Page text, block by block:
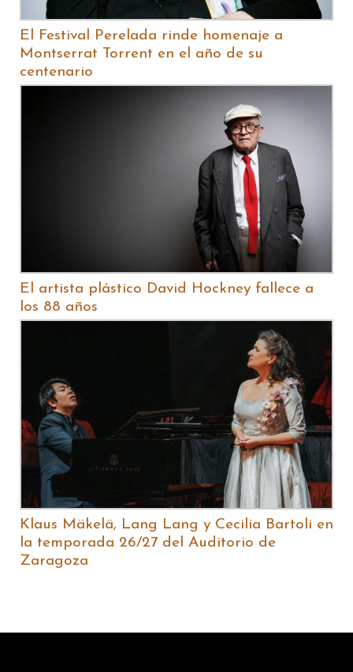
El Festival Perelada rinde homenaje a
Montserrat Torrent en el año de su
centenario
El artista plástico David Hockney fallece a
los 88 años
Klaus Mäkelä, Lang Lang y Cecilia Bartoli en
la temporada 26/27 del Auditorio de
Zaragoza